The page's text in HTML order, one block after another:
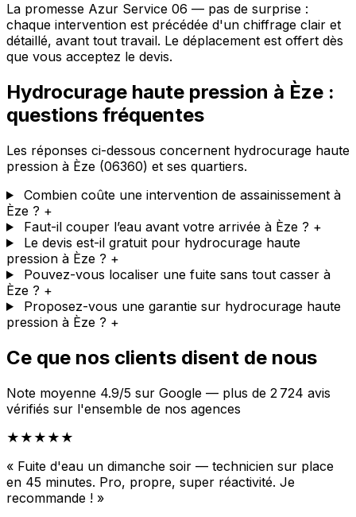
La promesse Azur Service 06 — pas de surprise :
chaque intervention est précédée d'un chiffrage clair et
détaillé, avant tout travail. Le déplacement est offert dès
que vous acceptez le devis.
Hydrocurage haute pression à Èze :
questions fréquentes
Les réponses ci-dessous concernent hydrocurage haute
pression à Èze (06360) et ses quartiers.
Combien coûte une intervention de assainissement à
Èze ? +
Faut-il couper l’eau avant votre arrivée à Èze ? +
Le devis est-il gratuit pour hydrocurage haute
pression à Èze ? +
Pouvez-vous localiser une fuite sans tout casser à
Èze ? +
Proposez-vous une garantie sur hydrocurage haute
pression à Èze ? +
Ce que nos clients disent de nous
Note moyenne 4.9/5 sur Google — plus de 2 724 avis
vérifiés sur l'ensemble de nos agences
★★★★★
« Fuite d'eau un dimanche soir — technicien sur place
en 45 minutes. Pro, propre, super réactivité. Je
recommande ! »